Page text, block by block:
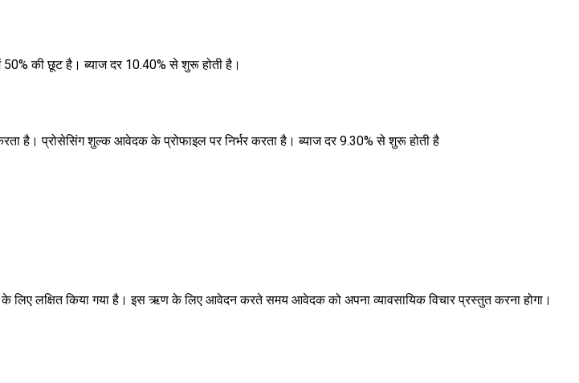
की छूट है। ब्याज दर 10.40% से शुरू होती है।
है। प्रोसेसिंग शुल्क आवेदक के प्रोफाइल पर निर्भर करता है। ब्याज दर 9.30% से शुरू होती है
के लिए लक्षित किया गया है। इस ऋण के लिए आवेदन करते समय आवेदक को अपना व्यावसायिक विचार प्रस्तुत करना होगा।